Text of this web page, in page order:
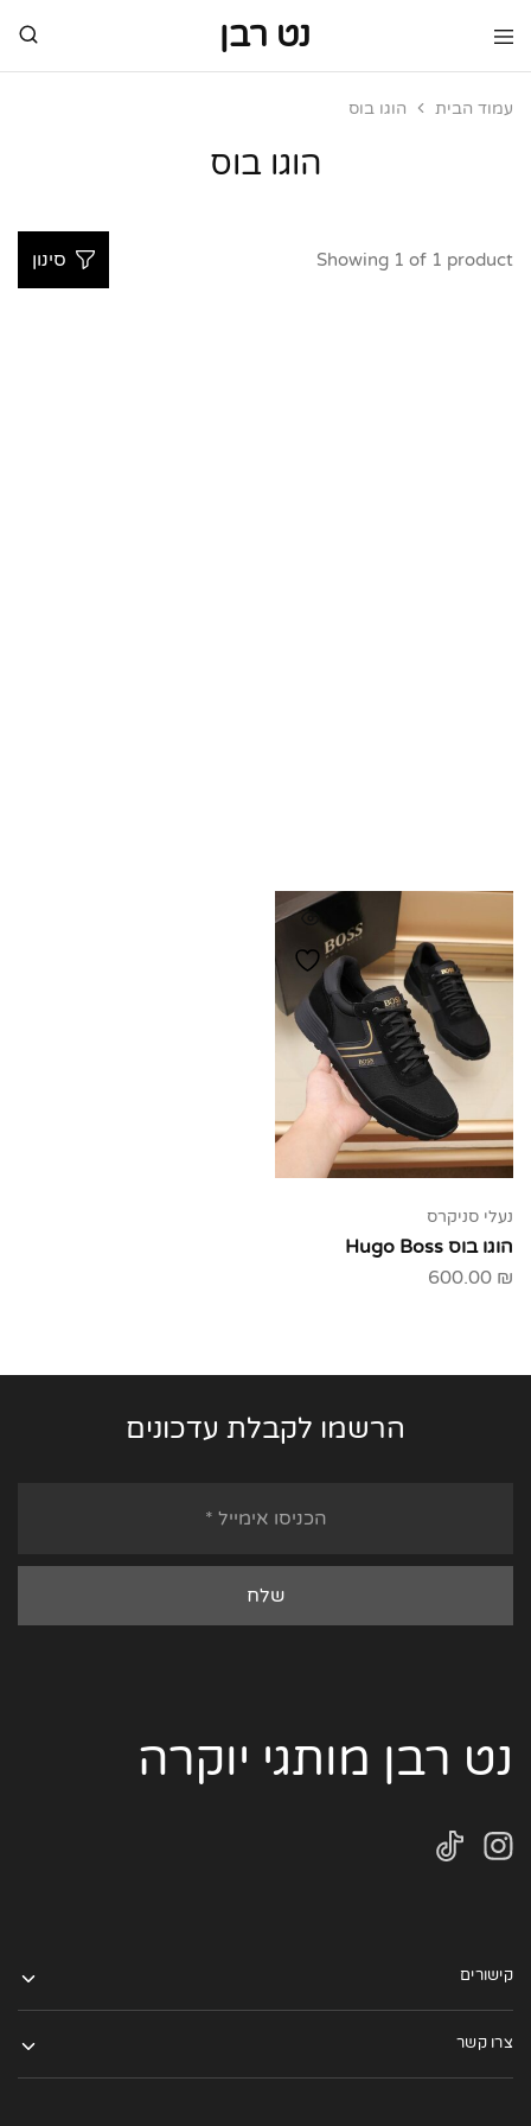
נט רבן
נט
מותגי
מותגי
עמוד הבית הוגו בוס
הוגו בוס
Showing 1 of 1 product
נעלי סניקרס
הוגו בוס Hugo Boss
600.00 ₪
הרשמו לקבלת עדכונים
נט רבן מותגי יוקרה
קישורים
צרו קשר